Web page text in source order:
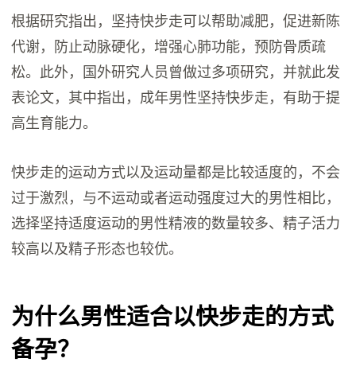
根据研究指出，坚持快步走可以帮助减肥，促进新陈
代谢，防止动脉硬化，增强心肺功能，预防骨质疏
松。此外，国外研究人员曾做过多项研究，并就此发
表论文，其中指出，成年男性坚持快步走，有助于提
高生育能力。
快步走的运动方式以及运动量都是比较适度的，不会
过于激烈，与不运动或者运动强度过大的男性相比，
选择坚持适度运动的男性精液的数量较多、精子活力
较高以及精子形态也较优。
为什么男性适合以快步走的方式
备孕？